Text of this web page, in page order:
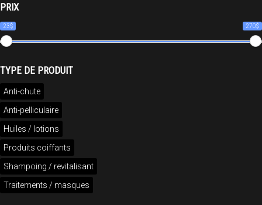
PRIX
23$ 270$
TYPE DE PRODUIT
Anti-chute
Anti-pelliculaire
Huiles / lotions
Produits coiffants
Shampoing / revitalisant
Traitements / masques